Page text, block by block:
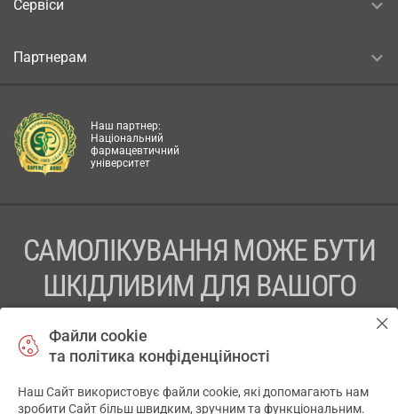
Сервіси
Партнерам
Наш партнер:
Національний
фармацевтичний
університет
САМОЛІКУВАННЯ МОЖЕ БУТИ
ШКІДЛИВИМ ДЛЯ ВАШОГО
ПЕРЕД ЗАСТОСУВАННЯМ ПРЕПАРАТУ ПРОКОНСУЛЬТУЙТЕСЬ
Файли cookie
та політика конфіденційності
Наш Сайт використовує файли cookie, які допомагають нам
зробити Сайт більш швидким, зручним та функціональним.
✕